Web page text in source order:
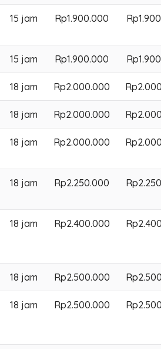
15 jam Rp1.900.000
15 jam Rp1.900.000
18 jam Rp2.000.000
18 jam Rp2.000.000
18 jam Rp2.000.000
18 jam Rp2.250.000
18 jam Rp2.400.000
18 jam Rp2.500.000
18 jam Rp2.500.000